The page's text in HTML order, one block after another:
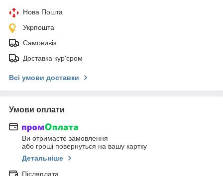
Нова Пошта
Укрпошта
Самовивіз
Доставка кур'єром
Всі умови доставки
Умови оплати
Ви отримаєте замовлення
або гроші повернуться на вашу картку
Детальніше
Післяплата